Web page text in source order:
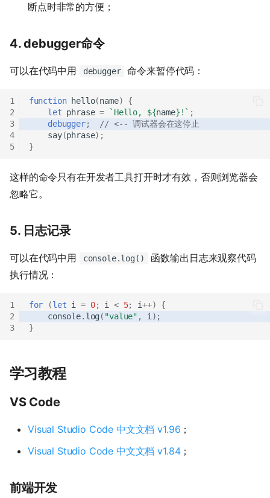
断点时非常的方便；
4. debugger命令
可以在代码中用 debugger 命令来暂停代码：
function hello(name)
{
let phrase = `Hello, ${name} !` ;
debugger;
// <-- 调试器会在这停止
say(phrase);
}
这样的命令只有在开发者工具打开时才有效，否则浏览器会
忽略它。
5. 日志记录
可以在代码中用 console.log()
函数输出日志来观察代码
执行情况：
for (let i = 0; i < 5; i++)
{
console. log ( "value" , i );
}
学习教程
VS Code
Visual Studio Code 中文文档 v1.96 ；
Visual Studio Code 中文文档 v1.84；
前端开发